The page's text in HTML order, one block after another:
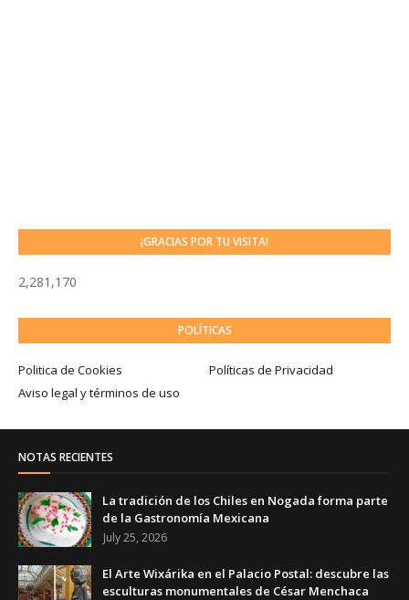
¡GRACIAS POR TU VISITA!
2,281,170
POLÍTICAS
Politica de Cookies
Políticas de Privacidad
Aviso legal y términos de uso
NOTAS RECIENTES
La tradición de los Chiles en Nogada forma parte
de la Gastronomía Mexicana
July 25, 2026
El Arte Wixárika en el Palacio Postal: descubre las
esculturas monumentales de César Menchaca